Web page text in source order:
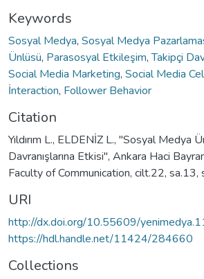
Keywords
Sosyal Medya, Sosyal Medya
Ünlüsü, Parasosyal Etkileşim,Takipçi
Social Media Marketing, Social Media
İnteraction, Follower Behavior
Citation
Yıldırım L., ELDENİZ L., "Sosyal Medya
Davranışlarına Etkisi", Ankara Haci
Faculty of Communication, cilt.22,
URI
http://dx.doi.org/10.55609/
https://hdl.handle.net/11424/284660
Collections